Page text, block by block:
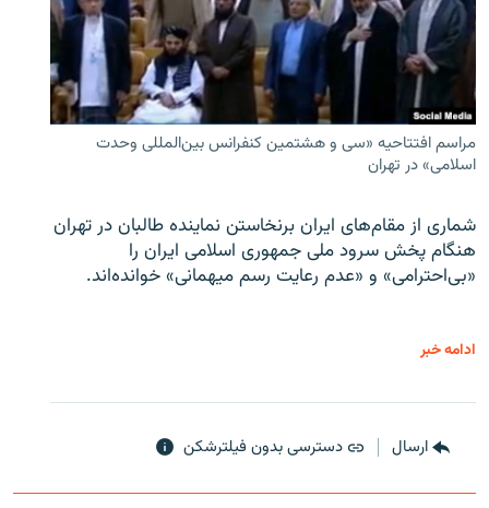
مراسم افتتاحیه «سی و هشتمین کنفرانس بین‌المللی وحدت
اسلامی» در تهران
شماری از مقام‌های ایران برنخاستن نماینده طالبان در تهران
هنگام پخش سرود ملی جمهوری اسلامی ایران را
«بی‌احترامی» و «عدم رعایت رسم میهمانی» خوانده‌اند.
ادامه خبر
ارسال دسترسی بدون فیلترشکن